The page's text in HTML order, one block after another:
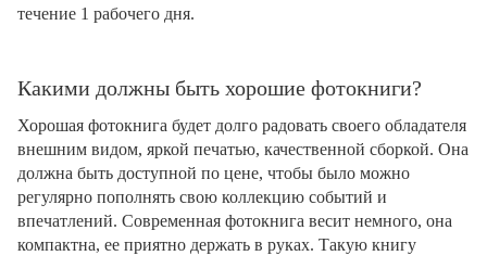
течение 1 рабочего дня.
Какими должны быть хорошие фотокниги?
Хорошая фотокнига будет долго радовать своего обладателя
внешним видом, яркой печатью, качественной сборкой. Она
должна быть доступной по цене, чтобы было можно
регулярно пополнять свою коллекцию событий и
впечатлений. Современная фотокнига весит немного, она
компактна, ее приятно держать в руках. Такую книгу